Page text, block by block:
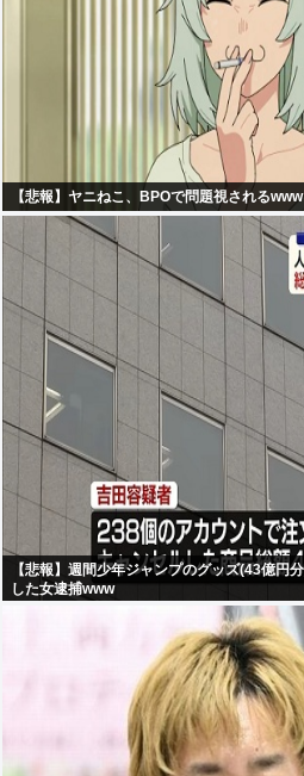
【悲報】ヤニねこ、BPOで問題視されるwww
【悲報】週間少年ジャンプのグッズ(43億円
した女逮捕www